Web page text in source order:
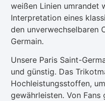
weißen Linien umrandet
Interpretation eines
den unverwechselbaren
Germain.
Unsere Paris Saint-
und günstig. Das
Hochleistungsstoffen,
gewährleisten. Von